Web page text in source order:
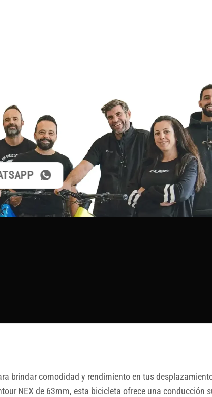
brindar comodidad y rendimiento en tus
NEX de 63mm, esta bicicleta ofrece una conducción